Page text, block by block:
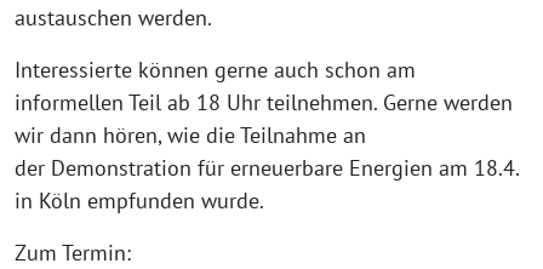
austauschen werden.
Interessierte können gerne auch schon am
informellen Teil ab 18 Uhr teilnehmen. Gerne werden
wir dann hören, wie die Teilnahme an
der Demonstration für erneuerbare Energien am 18.4.
in Köln empfunden wurde.
Zum Termin: